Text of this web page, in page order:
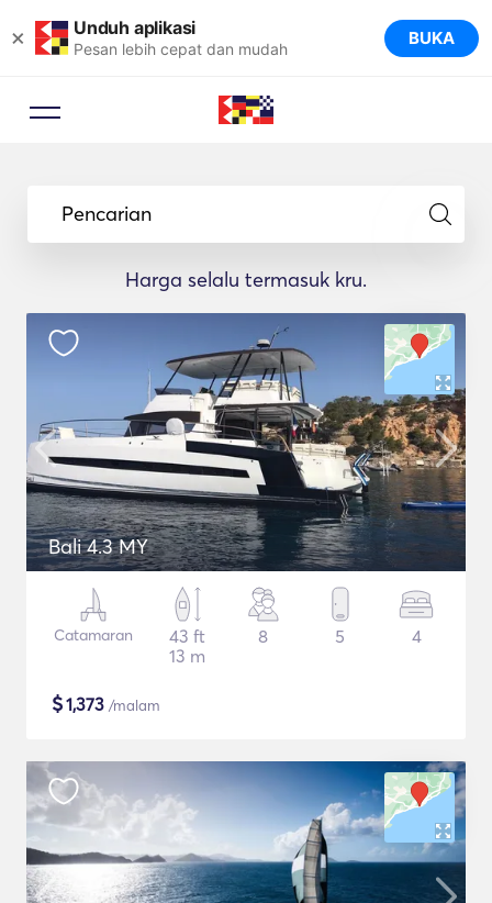
× Unduh aplikasi
Pesan lebih cepat dan mudah BUKA
Pencarian
Harga selalu termasuk kru.
Bali 4.3 MY
Catamaran
43 ft
13 m
8 5 4
$1,373 /malam